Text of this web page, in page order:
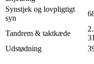
Synstjek og lovpligtigt
syn
Tandrem & taktkæde
Udstødning